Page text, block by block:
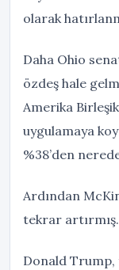
olarak
Daha Ohio
özdeş hale
Amerika
uygulamaya
%38’den
Ardından
tekrar artırmış.
Donald Trump,